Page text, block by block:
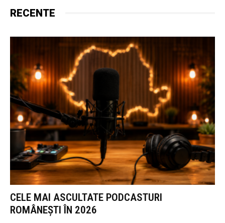
RECENTE
CELE MAI ASCULTATE PODCASTURI
ROMÂNEȘTI ÎN 2026